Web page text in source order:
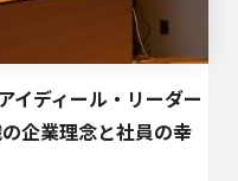
ディール・リーダー
企業理念と社員の幸